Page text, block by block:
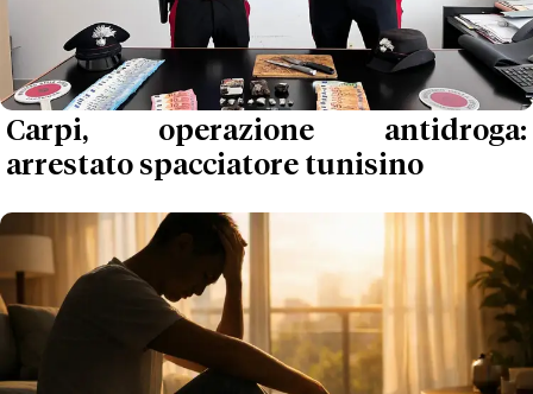
Carpi, operazione antidroga:
arrestato spacciatore tunisino